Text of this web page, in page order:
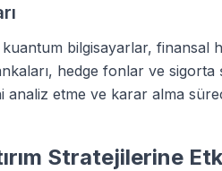
bilgisayarlar, finansal
hedge fonlar ve sigorta
analiz etme ve karar alma
Stratejilerine